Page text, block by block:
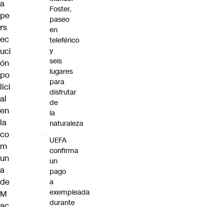
a
pe
rs
ec
uci
ón
po
lici
al
en
la
co
m
un
a
de
M
Foster,
paseo
en
teleférico
y
seis
lugares
para
disfrutar
de
la
naturaleza
UEFA
confirma
un
pago
a
exempleada
durante